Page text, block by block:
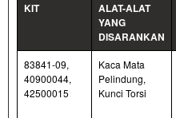
KIT
ALAT-ALAT
YANG
DISARANKAN
83841-09,
40900044,
42500015
Kaca Mata
Pelindung,
Kunci Torsi